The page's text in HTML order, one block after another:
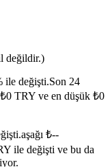
işlemler
değildir.)
ile değişti.Son 24
TRY ve en düşük ₺0
₺--
ile değişti ve bu da